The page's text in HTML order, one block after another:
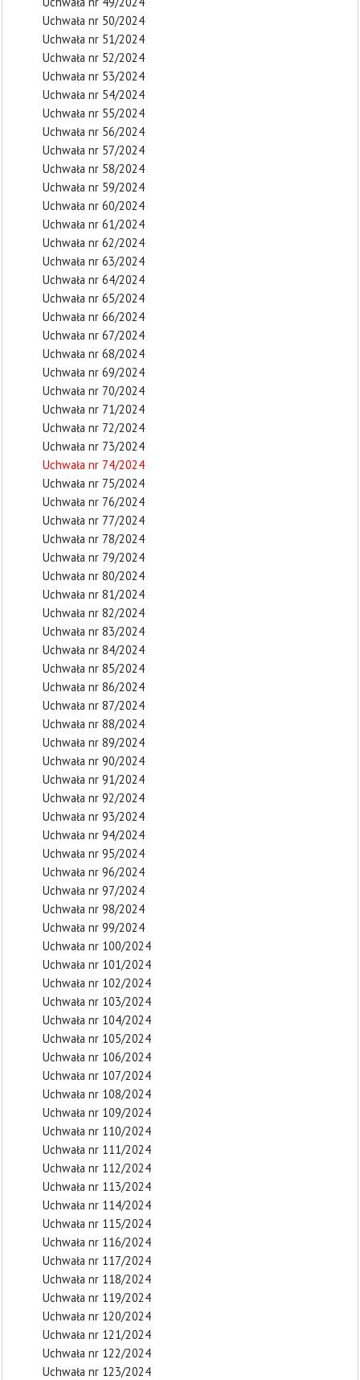
Uchwała nr 50/2024
Uchwała nr 51/2024
Uchwała nr 52/2024
Uchwała nr 53/2024
Uchwała nr 54/2024
Uchwała nr 55/2024
Uchwała nr 56/2024
Uchwała nr 57/2024
Uchwała nr 58/2024
Uchwała nr 59/2024
Uchwała nr 60/2024
Uchwała nr 61/2024
Uchwała nr 62/2024
Uchwała nr 63/2024
Uchwała nr 64/2024
Uchwała nr 65/2024
Uchwała nr 66/2024
Uchwała nr 67/2024
Uchwała nr 68/2024
Uchwała nr 69/2024
Uchwała nr 70/2024
Uchwała nr 71/2024
Uchwała nr 72/2024
Uchwała nr 73/2024
Uchwała nr 74/2024
Uchwała nr 75/2024
Uchwała nr 76/2024
Uchwała nr 77/2024
Uchwała nr 78/2024
Uchwała nr 79/2024
Uchwała nr 80/2024
Uchwała nr 81/2024
Uchwała nr 82/2024
Uchwała nr 83/2024
Uchwała nr 84/2024
Uchwała nr 85/2024
Uchwała nr 86/2024
Uchwała nr 87/2024
Uchwała nr 88/2024
Uchwała nr 89/2024
Uchwała nr 90/2024
Uchwała nr 91/2024
Uchwała nr 92/2024
Uchwała nr 93/2024
Uchwała nr 94/2024
Uchwała nr 95/2024
Uchwała nr 96/2024
Uchwała nr 97/2024
Uchwała nr 98/2024
Uchwała nr 99/2024
Uchwała nr 100/2024
Uchwała nr 101/2024
Uchwała nr 102/2024
Uchwała nr 103/2024
Uchwała nr 104/2024
Uchwała nr 105/2024
Uchwała nr 106/2024
Uchwała nr 107/2024
Uchwała nr 108/2024
Uchwała nr 109/2024
Uchwała nr 110/2024
Uchwała nr 111/2024
Uchwała nr 112/2024
Uchwała nr 113/2024
Uchwała nr 114/2024
Uchwała nr 115/2024
Uchwała nr 116/2024
Uchwała nr 117/2024
Uchwała nr 118/2024
Uchwała nr 119/2024
Uchwała nr 120/2024
Uchwała nr 121/2024
Uchwała nr 122/2024
Uchwała nr 123/2024